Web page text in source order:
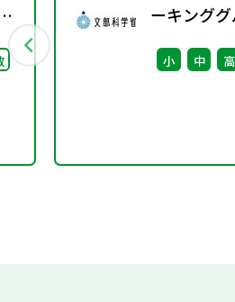
ーキング
回） 配付
小 中 高